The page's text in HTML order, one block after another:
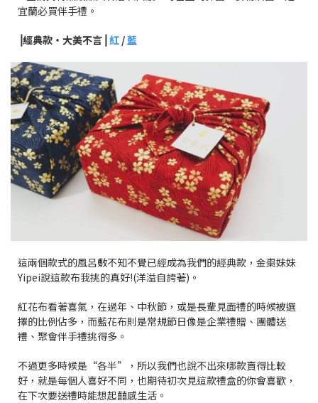
宜蘭必買伴手禮。
⎥經典款・大美不言⎥紅 /藍
這兩個款式的風呂敷不知不覺已經成為我們的經典款，金棗妹妹
Yipei說這款布我挑的真好!(洋溢自誇著)。
紅花布看著喜氣，在過年、中秋節，或是長輩見面禮的時候被選
擇的比例佔多，而藍花布則是常規節日像是企業禮贈、團體送
禮、聚會伴手禮挑得多。
不過更多時候是“各半”，所以我們也說不出來哪款賣得比較
好，就是每個人喜好不同，也期待初次見這款禮盒的你會喜歡，
在下次要送禮時能想起囍感生活。